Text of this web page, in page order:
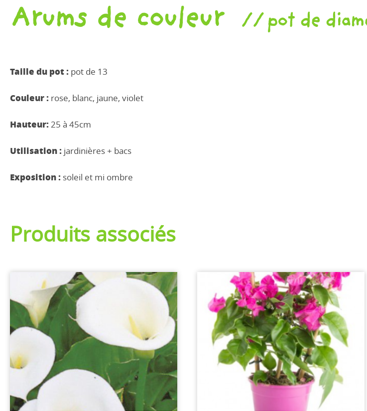
Arums de couleur pot de
Taille du pot : pot de 13
Couleur : rose, blanc, jaune, violet
Hauteur: 25 à 45cm
Utilisation : jardinières + bacs
Exposition : soleil et mi ombre
Produits associés